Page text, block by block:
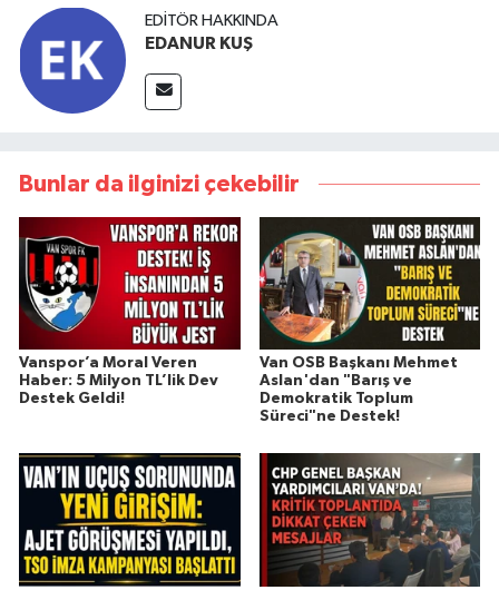
EDITÖR HAKKINDA
EDANUR KUŞ
Bunlar da ilginizi çekebilir
Vanspor’a Moral Veren
Haber: 5 Milyon TL’lik Dev
Destek Geldi!
Van OSB Başkanı Mehmet
Aslan'dan "Barış ve
Demokratik Toplum
Süreci"ne Destek!